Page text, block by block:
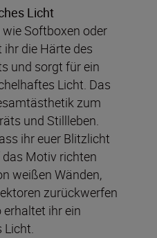
Licht
Softboxen oder
die Härte des
und sorgt für ein
Licht. Das
zum
und Stillleben.
ihr euer Blitzlicht
Motiv richten
weißen Wänden,
zurückwerfen
ihr ein
Licht.